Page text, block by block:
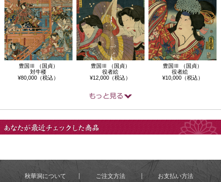
豊国Ⅲ （国貞）
対牛楼
¥80,000（税込）
豊国Ⅲ （国貞）
役者絵
¥12,000（税込）
豊国Ⅲ （国貞）
役者絵
¥10,000（税込）
秋華洞について ご注文方法 お支払い方法